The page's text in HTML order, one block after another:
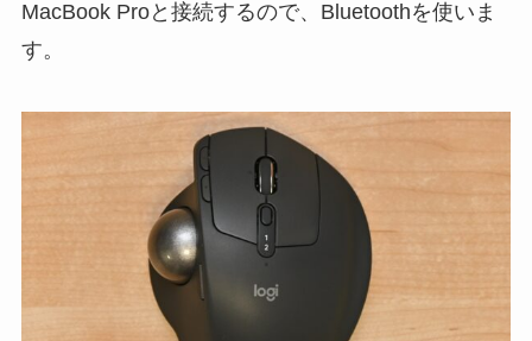
MacBook Proと接続するので、Bluetoothを使いま
す。